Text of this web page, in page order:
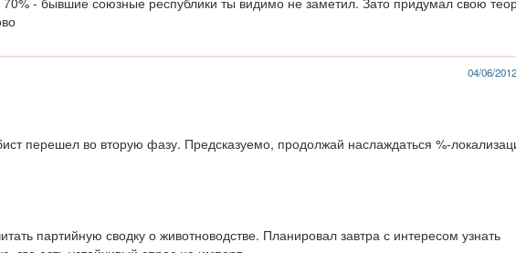
04/06/
перешел во вторую фазу. Предсказуемо, продолжай наслаждаться %-
партийную сводку о животноводстве. Планировал завтра с интересом узнать